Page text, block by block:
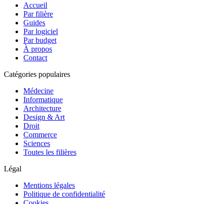
Accueil
Par filière
Guides
Par logiciel
Par budget
À propos
Contact
Catégories populaires
Médecine
Informatique
Architecture
Design & Art
Droit
Commerce
Sciences
Toutes les filières
Légal
Mentions légales
Politique de confidentialité